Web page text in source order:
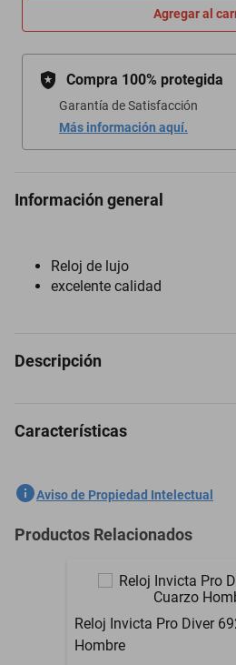
Agregar al
Compra 100% protegida
Garantía de Satisfacción
Más información aquí.
Información general
Reloj de lujo
excelente calidad
Descripción
Reloj Invicta 30482 dama Acero, oro
Características
SKU
Marca
Material de la Correa
Aviso de Propiedad Intelectual
Productos Relacionados
Reloj Invicta Pro Diver
Hombre